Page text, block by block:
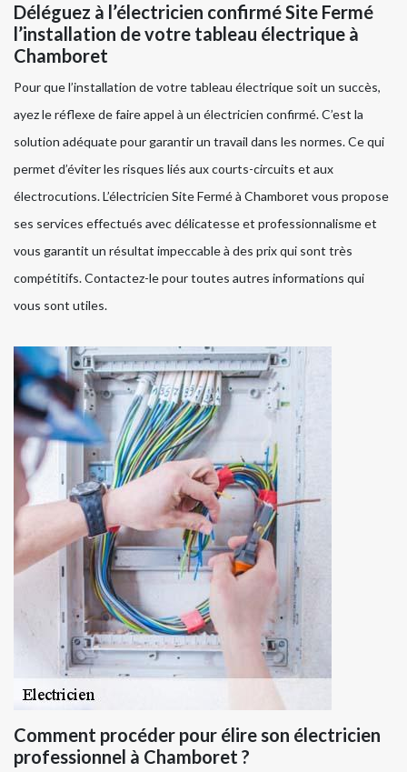
Déléguez à l’électricien confirmé Site Fermé
l’installation de votre tableau électrique à
Chamboret
Pour que l’installation de votre tableau électrique soit un succès,
ayez le réflexe de faire appel à un électricien confirmé. C’est la
solution adéquate pour garantir un travail dans les normes. Ce qui
permet d’éviter les risques liés aux courts-circuits et aux
électrocutions. L’électricien Site Fermé à Chamboret vous propose
ses services effectués avec délicatesse et professionnalisme et
vous garantit un résultat impeccable à des prix qui sont très
compétitifs. Contactez-le pour toutes autres informations qui
vous sont utiles.
Comment procéder pour élire son électricien
professionnel à Chamboret ?